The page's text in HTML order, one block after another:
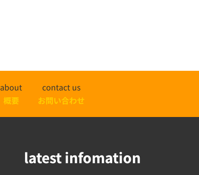
about
概要
contact us
お問い合わせ
latest infomation